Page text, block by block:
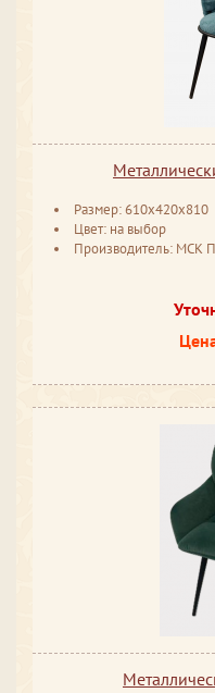
Размер: 610x420x810
Цвет: на выбор
Производитель: МСК